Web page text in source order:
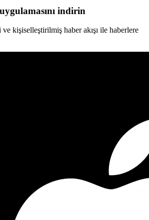
indirin
kişiselleştirilmiş haber akışı ile haberlere